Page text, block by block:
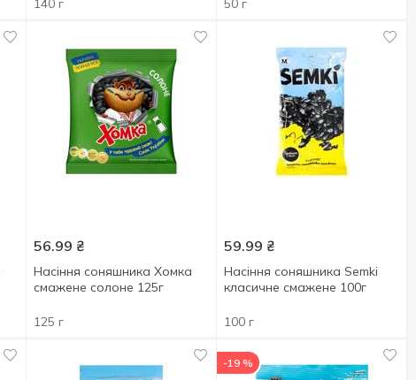
140 г
50 г
56.99 ₴
Насіння соняшника Хомка
смажене солоне 125г
125 г
59.99 ₴
Насіння соняшника Semki
класичне смажене 100г
100 г
-19 %